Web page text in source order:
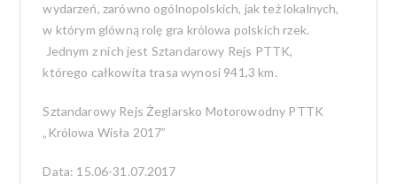
wydarzeń, zarówno ogólnopolskich, jak też lokalnych,
w którym glówną rolę gra królowa polskich rzek.
Jednym z nich jest Sztandarowy Rejs PTTK,
którego całkowita trasa wynosi 941,3 km.
Sztandarowy Rejs Żeglarsko Motorowodny PTTK
„Królowa Wisła 2017”
Data: 15.06-31.07.2017